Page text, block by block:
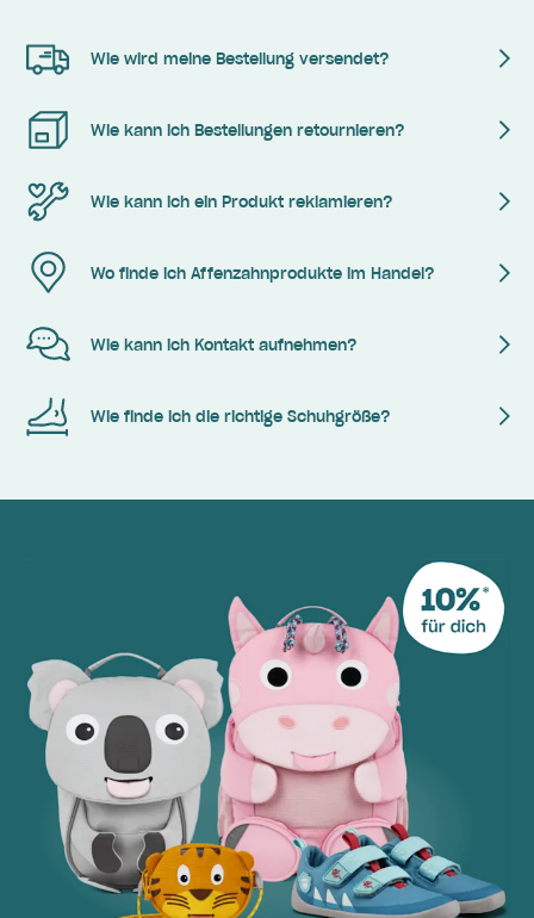
Wie wird meine Bestellung versendet?
Wie kann ich Bestellungen retournieren?
Wie kann ich ein Produkt reklamieren?
Wo finde ich Affenzahnprodukte im Handel?
Wie kann ich Kontakt aufnehmen?
Wie finde ich die richtige Schuhgröße?